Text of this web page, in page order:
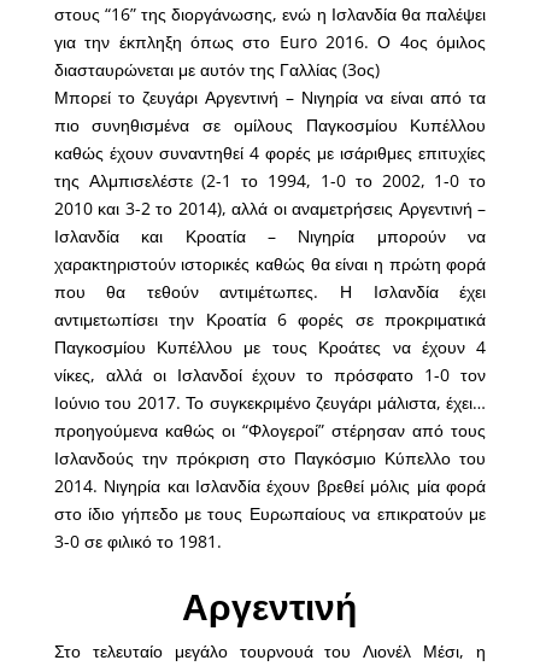
στους “16” της διοργάνωσης, ενώ η Ισλανδία θα παλέψει
για την έκπληξη όπως στο Euro 2016. Ο 4ος όμιλος
διασταυρώνεται με αυτόν της Γαλλίας (3ος)
Μπορεί το ζευγάρι Αργεντινή – Νιγηρία να είναι από τα
πιο συνηθισμένα σε ομίλους Παγκοσμίου Κυπέλλου
καθώς έχουν συναντηθεί 4 φορές με ισάριθμες επιτυχίες
της Αλμπισελέστε (2-1 το 1994, 1-0 το 2002, 1-0 το
2010 και 3-2 το 2014), αλλά οι αναμετρήσεις Αργεντινή –
Ισλανδία και Κροατία – Νιγηρία μπορούν να
χαρακτηριστούν ιστορικές καθώς θα είναι η πρώτη φορά
που θα τεθούν αντιμέτωπες. Η Ισλανδία έχει
αντιμετωπίσει την Κροατία 6 φορές σε προκριματικά
Παγκοσμίου Κυπέλλου με τους Κροάτες να έχουν 4
νίκες, αλλά οι Ισλανδοί έχουν το πρόσφατο 1-0 τον
Ιούνιο του 2017. Το συγκεκριμένο ζευγάρι μάλιστα, έχει…
προηγούμενα καθώς οι “Φλογεροί” στέρησαν από τους
Ισλανδούς την πρόκριση στο Παγκόσμιο Κύπελλο του
2014. Νιγηρία και Ισλανδία έχουν βρεθεί μόλις μία φορά
στο ίδιο γήπεδο με τους Ευρωπαίους να επικρατούν με
3-0 σε φιλικό το 1981.
Αργεντινή
Στο τελευταίο μεγάλο τουρνουά του Λιονέλ Μέσι, η